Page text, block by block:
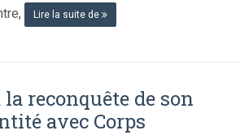
Lire la suite de
la reconquête de son
avec Corps